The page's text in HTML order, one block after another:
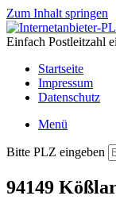
Zum Inhalt springen
Einfach Postleitzahl
Startseite
Impressum
Datenschutz
Menü
Bitte PLZ eingeben
94149